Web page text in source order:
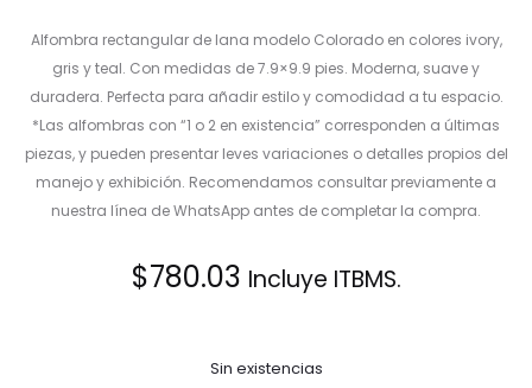
Alfombra rectangular de lana modelo Colorado en colores ivory,
gris y teal. Con medidas de 7.9×9.9 pies. Moderna, suave y
duradera. Perfecta para añadir estilo y comodidad a tu espacio.
*Las alfombras con “1 o 2 en existencia” corresponden a últimas
piezas, y pueden presentar leves variaciones o detalles propios del
manejo y exhibición. Recomendamos consultar previamente a
nuestra línea de WhatsApp antes de completar la compra.
$780.03 Incluye ITBMS.
Sin existencias